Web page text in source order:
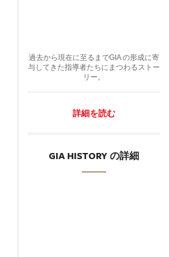
過去から現在に至るまでGIA の形成に寄
与してきた指導者たちにまつわるストー
リー。
詳細を読む
GIA HISTORY の詳細